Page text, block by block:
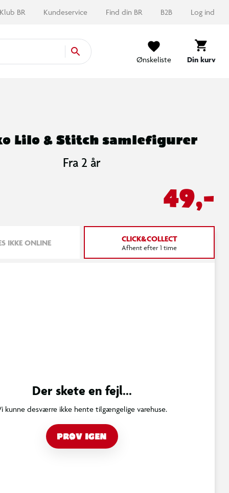
Klub BR Kundeservice Find din BR B2B Log ind
Ønskeliste Din kurv
Lilo & Stitch samlefigurer
Fra 2 år
49,-
IKKE ONLINE CLICK&COLLECT
Afhent efter 1 time
Der skete en fejl...
kunne desværre ikke hente tilgængelige varehuse.
PRØV IGEN